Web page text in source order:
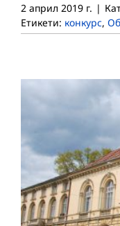
2 април 2019 г. |
Етикети: конкурс,